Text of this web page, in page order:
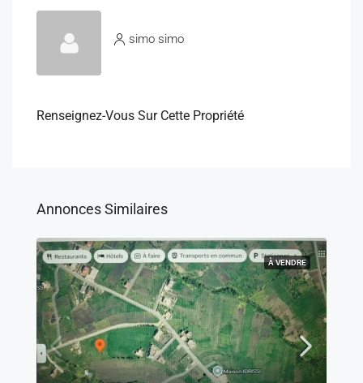
simo simo
Renseignez-Vous Sur Cette Propriété
Annonces Similaires
À VENDRE